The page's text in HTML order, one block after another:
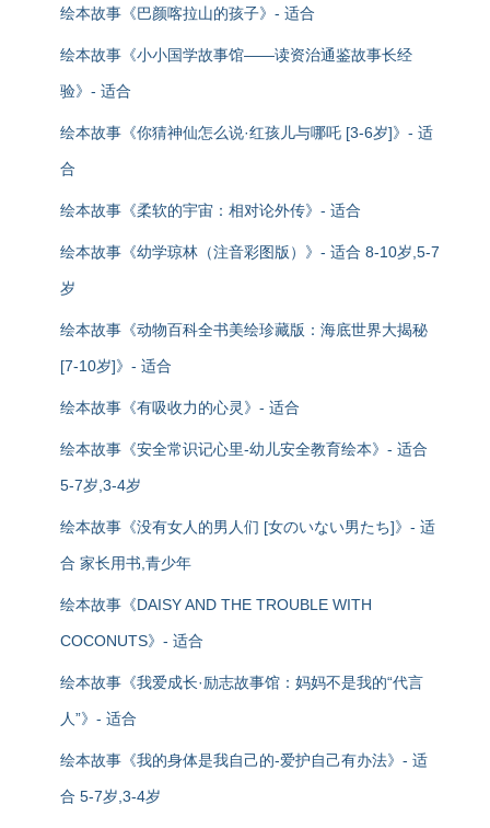
绘本故事《巴颜喀拉山的孩子》- 适合
绘本故事《小小国学故事馆——读资治通鉴故事长经
验》- 适合
绘本故事《你猜神仙怎么说·红孩儿与哪吒 [3-6岁]》- 适
合
绘本故事《柔软的宇宙：相对论外传》- 适合
绘本故事《幼学琼林（注音彩图版）》- 适合 8-10岁,5-7
岁
绘本故事《动物百科全书美绘珍藏版：海底世界大揭秘
[7-10岁]》- 适合
绘本故事《有吸收力的心灵》- 适合
绘本故事《安全常识记心里-幼儿安全教育绘本》- 适合
5-7岁,3-4岁
绘本故事《没有女人的男人们 [女のいない男たち]》- 适
合 家长用书,青少年
绘本故事《DAISY AND THE TROUBLE WITH
COCONUTS》- 适合
绘本故事《我爱成长·励志故事馆：妈妈不是我的“代言
人”》- 适合
绘本故事《我的身体是我自己的-爱护自己有办法》- 适
合 5-7岁,3-4岁